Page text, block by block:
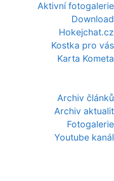
Aktivní fotogalerie
Download
Hokejchat.cz
Kostka pro vás
Karta Kometa
Archiv článků
Archiv aktualit
Fotogalerie
Youtube kanál